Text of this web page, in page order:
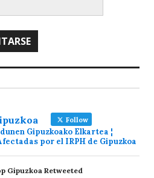
Follow
Gipuzkoako Elkartea ¦
por el IRPH de Gipuzkoa
Gipuzkoa Retweeted